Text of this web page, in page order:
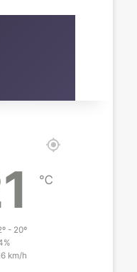
℃
- 20º
km/h